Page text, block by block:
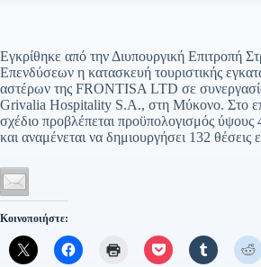
Εγκρίθηκε από την Διυπουργική Επιτροπή
Επενδύσεων η κατασκευή τουριστικής
αστέρων της FRONTISA LTD σε
Grivalia Hospitality S.A., στη Μύκονο. Στο
σχέδιο προβλέπεται προϋπολογισμός
και αναμένεται να δημιουργήσει 132 θέσεις
Κοινοποιήστε: